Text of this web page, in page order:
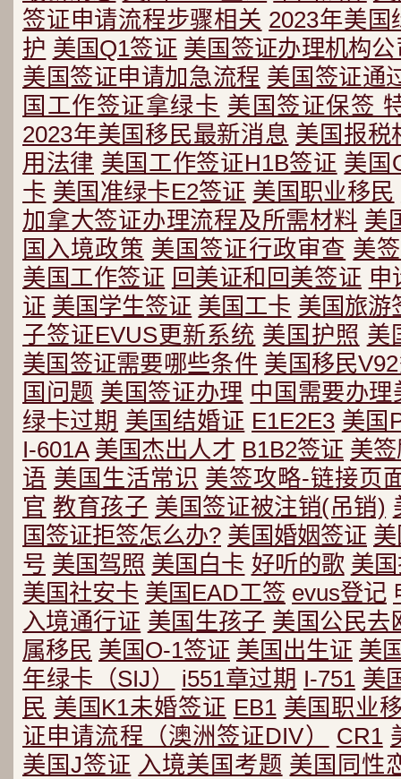
签证申请流程步骤相关 2023年美国
护 美国Q1签证 美国签证办理机构公
美国签证申请加急流程 美国签证通
国工作签证拿绿卡 美国签证保签
2023年美国移民最新消息 美国报税
用法律 美国工作签证H1B签证 美国
卡 美国准绿卡E2签证 美国职业移民
加拿大签证办理流程及所需材料 美
国入境政策 美国签证行政审查 美
美国工作签证 回美证和回美签证 申
证 美国学生签证 美国工卡 美国旅游
子签证EVUS更新系统 美国护照 美
美国签证需要哪些条件 美国移民
国问题 美国签证办理 中国需要办
绿卡过期 美国结婚证 E1E2E3 美国
I-601A 美国杰出人才 B1B2签证 美
语 美国生活常识 美签攻略-链接页
官 教育孩子 美国签证被注销(吊销)
国签证拒签怎么办? 美国婚姻签证
号 美国驾照 美国白卡 好听的歌 美
美国社安卡 美国EAD工签 evus登记
入境通行证 美国生孩子 美国公民去
属移民 美国O-1签证 美国出生证 美
年绿卡（SIJ）
i551章过期 I-751 美
民 美国K1未婚签证 EB1 美国职业
证申请流程（澳洲签证DIV）
CR1
美国J签证 入境美国考题 美国同性